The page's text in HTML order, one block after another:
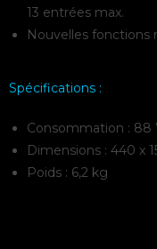
13 entrées max.
Nouvelles
Spécifications :
Consommation : 88
Dimensions : 440 x
Poids : 6,2 kg